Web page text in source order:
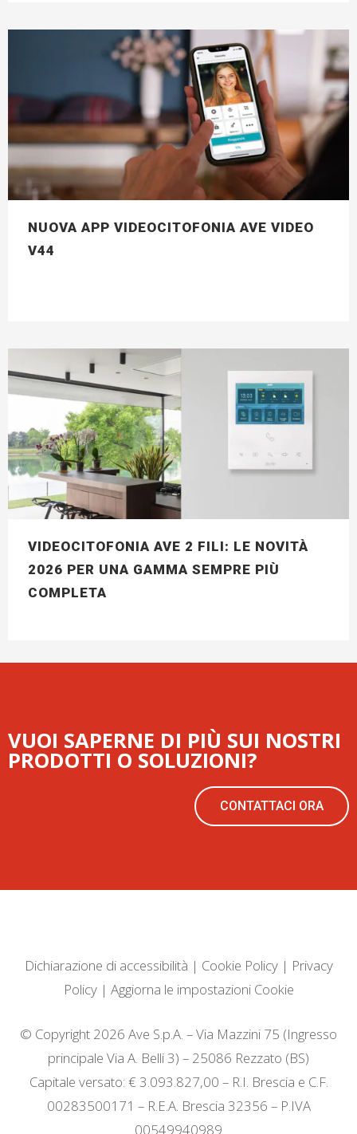
NUOVA APP VIDEOCITOFONIA AVE VIDEO
V44
VIDEOCITOFONIA AVE 2 FILI: LE NOVITÀ
2026 PER UNA GAMMA SEMPRE PIÙ
COMPLETA
VUOI SAPERNE DI PIÙ SUI NOSTRI
PRODOTTI O SOLUZIONI?
CONTATTACI ORA
Dichiarazione di accessibilità | Cookie Policy| Privacy
Policy| Aggiorna le impostazioni Cookie
© Copyright 2026 Ave S.p.A. – Via Mazzini 75 (Ingresso
principale Via A. Belli 3) – 25086 Rezzato (BS)
Capitale versato: € 3.093.827,00 – R.I. Brescia e C.F.
00283500171 – R.E.A. Brescia 32356 – P.IVA
00549940989